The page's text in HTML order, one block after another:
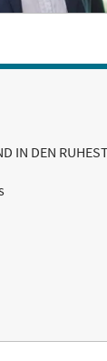
IN DEN